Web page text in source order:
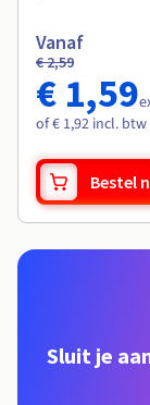
Vanaf
€ 2,59
€ 1,59
of € 1,92 incl.
Bestel
Sluit je